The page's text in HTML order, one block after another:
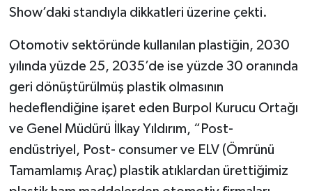
Show’daki standıyla dikkatleri üzerine çekti.
Otomotiv sektöründe kullanılan plastiğin, 2030
yılında yüzde 25, 2035’de ise yüzde 30 oranında
geri dönüştürülmüş plastik olmasının
hedeflendiğine işaret eden Burpol Kurucu Ortağı
ve Genel Müdürü İlkay Yıldırım, “Post-
endüstriyel, Post- consumer ve ELV (Ömrünü
Tamamlamış Araç) plastik atıklardan ürettiğimiz